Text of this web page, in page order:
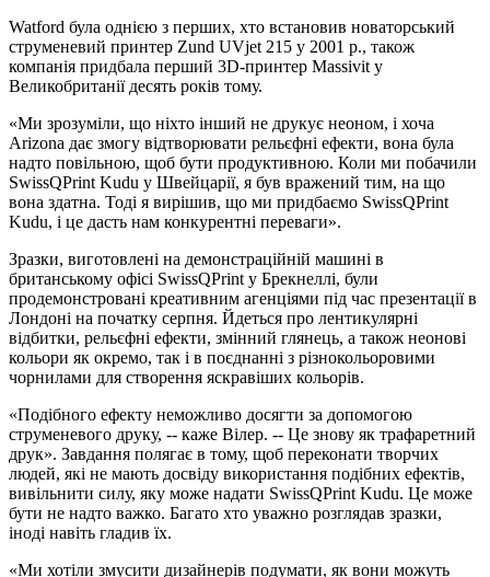
Watford була однією з перших, хто встановив новаторський
струменевий принтер Zund UVjet 215 у 2001 р., також
компанія придбала перший 3D-принтер Massivit у
Великобританії десять років тому.
«Ми зрозуміли, що ніхто інший не друкує неоном, і хоча
Arizona дає змогу відтворювати рельєфні ефекти, вона була
надто повільною, щоб бути продуктивною. Коли ми побачили
SwissQPrint Kudu у Швейцарії, я був вражений тим, на що
вона здатна. Тоді я вирішив, що ми придбаємо SwissQPrint
Kudu, і це дасть нам конкурентні переваги».
Зразки, виготовлені на демонстраційній машині в
британському офісі SwissQPrint у Брекнеллі, були
продемонстровані креативним агенціями під час презентації в
Лондоні на початку серпня. Йдеться про лентикулярні
відбитки, рельєфні ефекти, змінний глянець, а також неонові
кольори як окремо, так і в поєднанні з різнокольоровими
чорнилами для створення яскравіших кольорів.
«Подібного ефекту неможливо досягти за допомогою
струменевого друку, -- каже Вілер. -- Це знову як трафаретний
друк». Завдання полягає в тому, щоб переконати творчих
людей, які не мають досвіду використання подібних ефектів,
вивільнити силу, яку може надати SwissQPrint Kudu. Це може
бути не надто важко. Багато хто уважно розглядав зразки,
іноді навіть гладив їх.
«Ми хотіли змусити дизайнерів подумати, як вони можуть